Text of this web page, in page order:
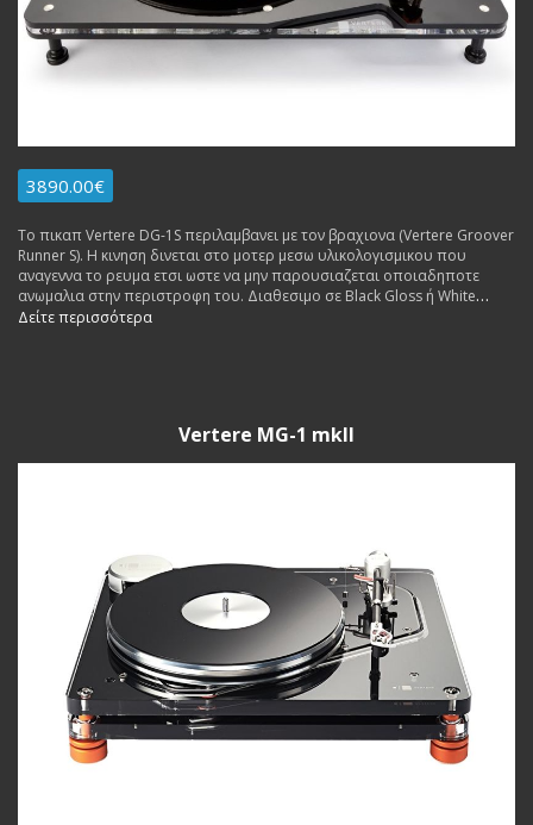
3890.00€
Το πικαπ Vertere DG-1S περιλαμβανει με τον βραχιονα (Vertere Groover
Runner S). Η κινηση δινεται στο μοτερ μεσω υλικολογισμικου που
αναγεννα το ρευμα ετσι ωστε να μην παρουσιαζεται οποιαδηποτε
ανωμαλια στην περιστροφη του. Διαθεσιμο σε Black Gloss ή White
Closs.
Δείτε περισσότερα
Vertere MG-1 mkII